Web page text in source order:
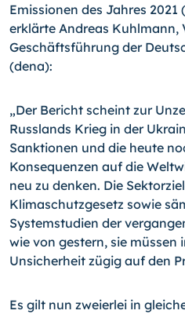
Emissionen des Jahres 2021
erklärte Andreas Kuhlmann,
Geschäftsführung der
(dena):
„Der Bericht scheint zur
Russlands Krieg in der
Sanktionen und die heute
Konsequenzen auf die
neu zu denken. Die
Klimaschutzgesetz sowie
Systemstudien der
wie von gestern, sie müssen
Unsicherheit zügig auf den
Es gilt nun zweierlei in